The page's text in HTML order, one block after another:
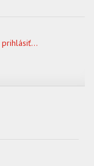
prihlásiť...